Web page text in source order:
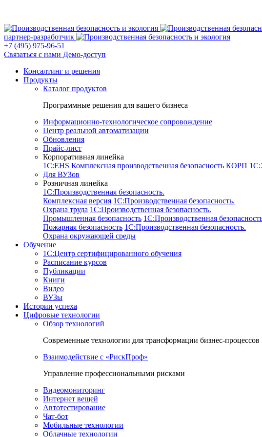
партнер-разработчик
+7 (495) 975-96-51
Связаться с нами Демо-доступ
Консалтинг и решения
Продукты
Каталог продуктов
Программные решения для вашего бизнеса
Информационно-технологическое сопровождение
Центр реальной автоматизации
Обновления
Прайс-лист
Корпоративная линейка
1С:EHS Комплексная производственная безопасность КОРП
Для ВУЗов
Розничная линейка
1C:Производственная безопасность.
Комплексная версия 1C:Производственная безопасность.
Охрана труда 1C:Производственная безопасность.
Промышленная безопасность 1C:Производственная
Пожарная безопасность 1C:Производственная безопасность.
Охрана окружающей среды
Обучение
1C:Центр сертифицированного обучения
Расписание курсов
Публикации
Книги
Видео
ВУЗы
Истории успеха
Цифровые технологии
Обзор технологий
Современные технологии для трансформации бизнес-процессов
Взаимодействие с «РискПроф»
Управление профессиональными рисками
Видеомониторинг
Интернет вещей
Автотестирование
Чат-бот
Мобильные технологии
Облачные технологии